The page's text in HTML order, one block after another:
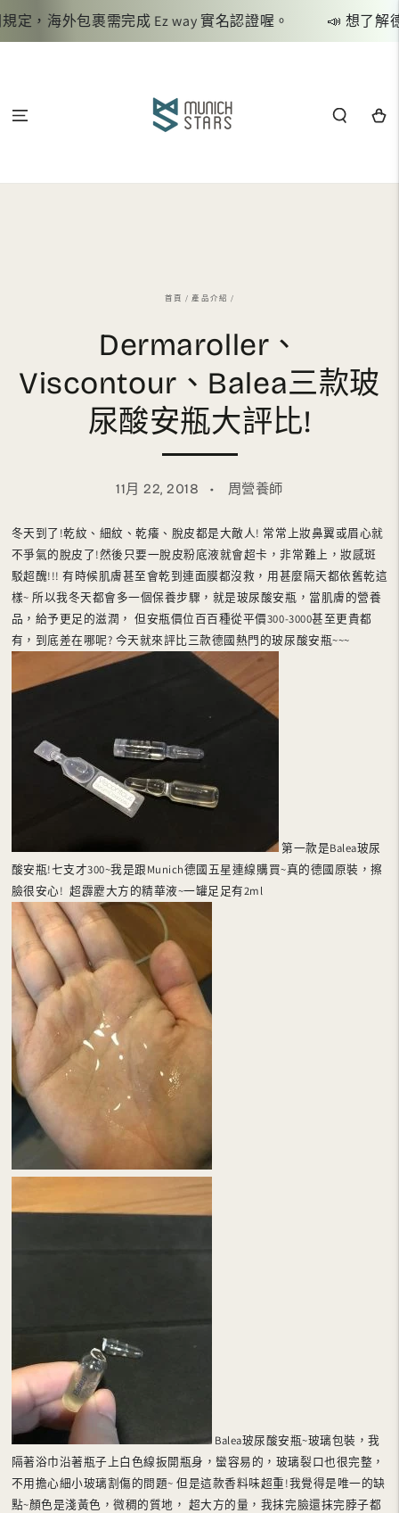
跳到內容
，海外包裹需完成 Ez way 實名認證喔。 📣 想了解德
物
首頁 / 產品介紹 /
Dermaroller、
Viscontour、Balea三款玻
尿酸安瓶大評比!
11月 22, 2018 周營養師
冬天到了!乾紋、細紋、乾癢、脫皮都是大敵人! 常常上妝鼻翼或眉心就
不爭氣的脫皮了!然後只要一脫皮粉底液就會超卡，非常難上，妝感斑
駁超醜!!! 有時候肌膚甚至會乾到連面膜都沒救，用甚麼隔天都依舊乾這
樣~ 所以我冬天都會多一個保養步驟，就是玻尿酸安瓶，當肌膚的營養
品，給予更足的滋潤， 但安瓶價位百百種從平價300-3000甚至更貴都
有，到底差在哪呢? 今天就來評比三款德國熱門的玻尿酸安瓶~~~
第一款是Balea玻尿
酸安瓶!七支才300~我是跟Munich德國五星連線購買~真的德國原裝，擦
臉很安心! 超霹靂大方的精華液~一罐足足有2ml
Balea玻尿酸安瓶~玻璃包裝，我
隔著浴巾沿著瓶子上白色線扳開瓶身，蠻容易的，玻璃裂口也很完整，
不用擔心細小玻璃割傷的問題~ 但是這款香料味超重!我覺得是唯一的缺
點~顏色是淺黃色，微稠的質地， 超大方的量，我抹完臉還抹完脖子都